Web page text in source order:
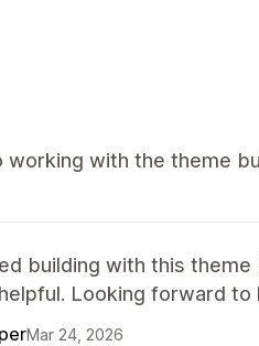
working with the theme
building with this
Looking forward to
Mar 24, 2026